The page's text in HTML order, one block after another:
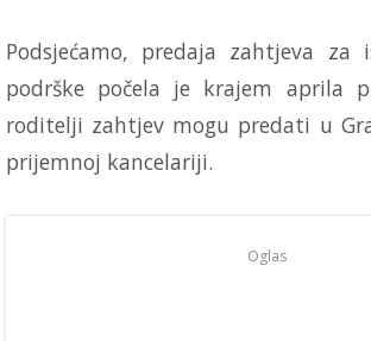
Podsjećamo, predaja zahtjeva za
podrške počela je krajem aprila
roditelji zahtjev mogu predati u
prijemnoj kancelariji.
Oglas